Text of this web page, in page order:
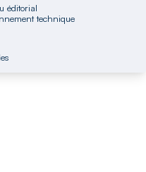
éditorial
technique